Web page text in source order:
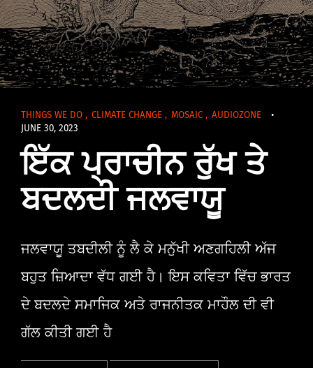
THINGS WE DO , CLIMATE CHANGE , MOSAIC , AUDIOZONE
•
JUNE 30, 2023
ਇੱਕ ਪ੍ਰਾਚੀਨ ਰੁੱਖ ਤੇ
ਬਦਲਦੀ ਜਲਵਾਯੂ
ਜਲਵਾਯੂ ਤਬਦੀਲੀ ਨੂੰ ਲੈ ਕੇ ਮਨੁੱਖੀ ਅਣਗਹਿਲੀ ਅੱਜ
ਬਹੁਤ ਜ਼ਿਆਦਾ ਵੱਧ ਗਈ ਹੈ। ਇਸ ਕਵਿਤਾ ਵਿੱਚ ਭਾਰਤ
ਦੇ ਬਦਲਦੇ ਸਮਾਜਿਕ ਅਤੇ ਰਾਜਨੀਤਕ ਮਾਹੌਲ ਦੀ ਵੀ
ਗੱਲ ਕੀਤੀ ਗਈ ਹੈ